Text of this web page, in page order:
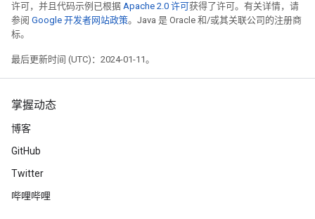
许可，并且代码示例已根据 Apache 2.0 许可获得了许可。有关详情，请
参阅 Google 开发者网站政策。Java 是 Oracle 和/或其关联公司的注册商
标。
最后更新时间 (UTC)：2024-01-11。
掌握动态
博客
GitHub
Twitter
哔哩哔哩